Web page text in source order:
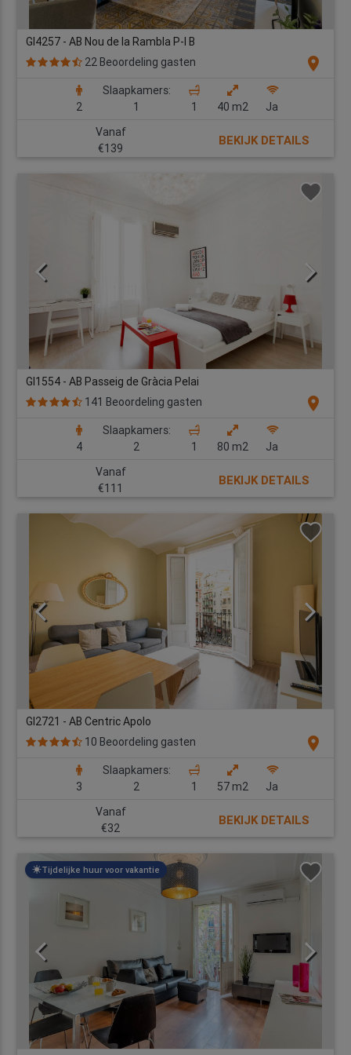
GI4257 - AB Nou de la Rambla P-I B
22 Beoordeling gasten
location_on
2
Slaapkamers:
1
1 40 m2
Ja
Vanaf
€139
BEKIJK DETAILS
GI1554 - AB Passeig de Gràcia Pelai
141 Beoordeling gasten
location_on
4
Slaapkamers:
2
1 80 m2
Ja
Vanaf
€111
BEKIJK DETAILS
GI2721 - AB Centric Apolo
10 Beoordeling gasten
location_on
3
Slaapkamers:
2
1 57 m2
Ja
Vanaf
€32
BEKIJK DETAILS
Tijdelijke huur voor vakantie